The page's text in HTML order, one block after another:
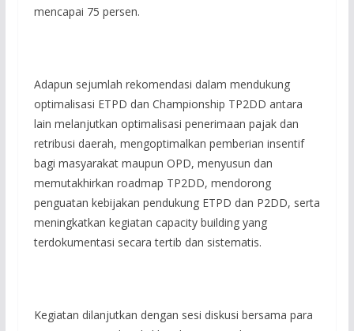
mencapai 75 persen.
Adapun sejumlah rekomendasi dalam mendukung
optimalisasi ETPD dan Championship TP2DD antara
lain melanjutkan optimalisasi penerimaan pajak dan
retribusi daerah, mengoptimalkan pemberian insentif
bagi masyarakat maupun OPD, menyusun dan
memutakhirkan roadmap TP2DD, mendorong
penguatan kebijakan pendukung ETPD dan P2DD, serta
meningkatkan kegiatan capacity building yang
terdokumentasi secara tertib dan sistematis.
Kegiatan dilanjutkan dengan sesi diskusi bersama para